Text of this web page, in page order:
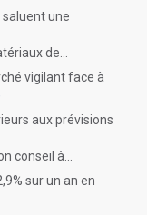
une
de...
vigilant face à
aux prévisions
conseil à...
sur un an en